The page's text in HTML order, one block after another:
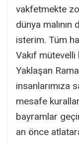
vakfetmekte
dünya malının
isterim. Tüm
Vakıf
Yaklaşan
insanlarımıza
mesafe
bayramlar
an önce